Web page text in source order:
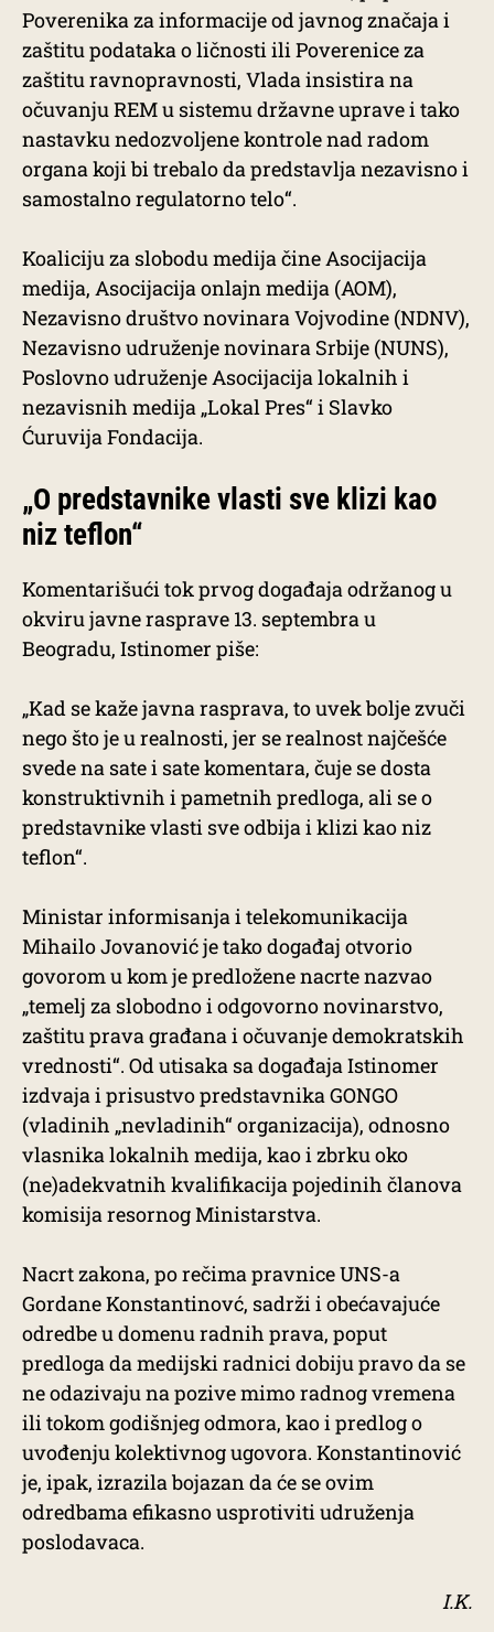
Poverenika za informacije od javnog značaja i
zaštitu podataka o ličnosti ili Poverenice za
zaštitu ravnopravnosti, Vlada insistira na
očuvanju REM u sistemu državne uprave i tako
nastavku nedozvoljene kontrole nad radom
organa koji bi trebalo da predstavlja nezavisno i
samostalno regulatorno telo“.
Koaliciju za slobodu medija čine Asocijacija
medija, Asocijacija onlajn medija (AOM),
Nezavisno društvo novinara Vojvodine (NDNV),
Nezavisno udruženje novinara Srbije (NUNS),
Poslovno udruženje Asocijacija lokalnih i
nezavisnih medija „Lokal Pres“ i Slavko
Ćuruvija Fondacija.
„O predstavnike vlasti sve klizi kao
niz teflon“
Komentarišući tok prvog događaja održanog u
okviru javne rasprave 13. septembra u
Beogradu, Istinomer piše:
„Kad se kaže javna rasprava, to uvek bolje zvuči
nego što je u realnosti, jer se realnost najčešće
svede na sate i sate komentara, čuje se dosta
konstruktivnih i pametnih predloga, ali se o
predstavnike vlasti sve odbija i klizi kao niz
teflon“.
Ministar informisanja i telekomunikacija
Mihailo Jovanović je tako događaj otvorio
govorom u kom je predložene nacrte nazvao
„temelj za slobodno i odgovorno novinarstvo,
zaštitu prava građana i očuvanje demokratskih
vrednosti“. Od utisaka sa događaja Istinomer
izdvaja i prisustvo predstavnika GONGO
(vladinih „nevladinih“ organizacija), odnosno
vlasnika lokalnih medija, kao i zbrku oko
(ne)adekvatnih kvalifikacija pojedinih članova
komisija resornog Ministarstva.
Nacrt zakona, po rečima pravnice UNS-a
Gordane Konstantinovć, sadrži i obećavajuće
odredbe u domenu radnih prava, poput
predloga da medijski radnici dobiju pravo da se
ne odazivaju na pozive mimo radnog vremena
ili tokom godišnjeg odmora, kao i predlog o
uvođenju kolektivnog ugovora. Konstantinović
je, ipak, izrazila bojazan da će se ovim
odredbama efikasno usprotiviti udruženja
poslodavaca.
I.K.